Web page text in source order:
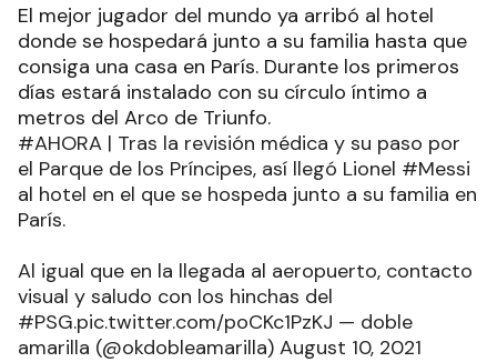
El mejor jugador del mundo ya arribó al hotel
donde se hospedará junto a su familia hasta que
consiga una casa en París. Durante los primeros
días estará instalado con su círculo íntimo a
metros del Arco de Triunfo.
#AHORA | Tras la revisión médica y su paso por
el Parque de los Príncipes, así llegó Lionel #Messi
al hotel en el que se hospeda junto a su familia en
París.
Al igual que en la llegada al aeropuerto, contacto
visual y saludo con los hinchas del
#PSG.pic.twitter.com/poCKc1PzKJ — doble
amarilla (@okdobleamarilla) August 10, 2021